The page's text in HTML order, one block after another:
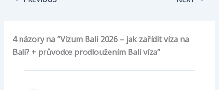
4 názory na “Vízum Bali 2026 – jak zařídit víza na
Bali? + průvodce prodloužením Bali víza”